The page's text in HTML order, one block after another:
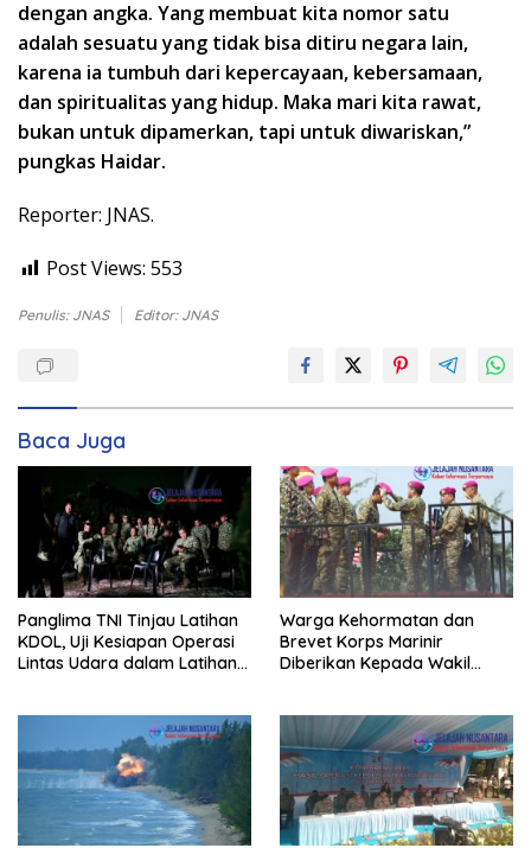
dengan angka. Yang membuat kita nomor satu
adalah sesuatu yang tidak bisa ditiru negara lain,
karena ia tumbuh dari kepercayaan, kebersamaan,
dan spiritualitas yang hidup. Maka mari kita rawat,
bukan untuk dipamerkan, tapi untuk diwariskan,”
pungkas Haidar.
Reporter: JNAS.
Post Views: 553
Penulis: JNAS Editor: JNAS
Baca Juga
Panglima TNI Tinjau Latihan
KDOL, Uji Kesiapan Operasi
Lintas Udara dalam Latihan
Warga Kehormatan dan
Brevet Korps Marinir
Diberikan Kepada Wakil